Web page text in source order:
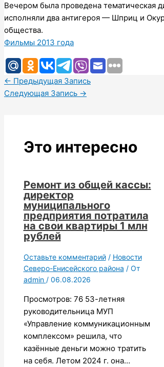
Вечером была проведена тематическая
исполняли два антигероя — Шприц и
общества.
Фильмы 2013 года
← Предыдущая Запись
Следующая Запись →
Это интересно
Ремонт из общей кассы:
директор
муниципального
предприятия потратила
на свои квартиры 1 млн
рублей
Оставьте комментарий / Новости
Северо-Енисейского района / От
admin / 06.08.2026
Просмотров: 76 53-летняя
руководительница МУП
«Управление коммуникационным
комплексом» решила, что
казённые деньги можно тратить
на себя. Летом 2024 г. она…